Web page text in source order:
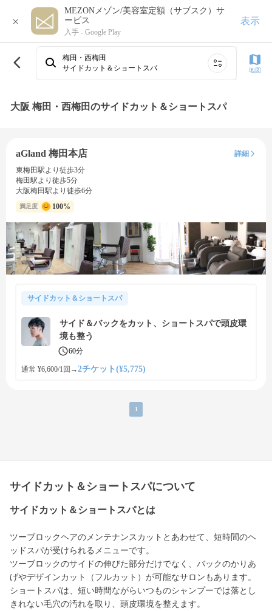
×
MEZONメゾン/美容室定額（サブスク）サ
ービス
入手 - Google Play
表示
梅田・西梅田
サイドカット＆ショートスパ
地図
大阪 梅田・西梅田のサイドカット＆ショートスパ
aGland 梅田本店
詳細
東梅田駅より徒歩3分
梅田駅より徒歩5分
大阪梅田駅より徒歩6分
満足度 100%
サイドカット＆ショートスパ
サイド＆バックをカット、ショートスパで頭皮環
境も整う
60分
通常 ¥6,600/1回 →2チケット(¥5,775)
1
サイドカット＆ショートスパについて
サイドカット＆ショートスパとは
ツーブロックヘアのメンテナンスカットとあわせて、短時間のヘ
ッドスパが受けられるメニューです。
ツーブロックのサイドの伸びた部分だけでなく、バックのかりあ
げやデザインカット（フルカット）が可能なサロンもあります。
ショートスパは、短い時間ながらいつものシャンプーでは落とし
きれない毛穴の汚れを取り、頭皮環境を整えます。